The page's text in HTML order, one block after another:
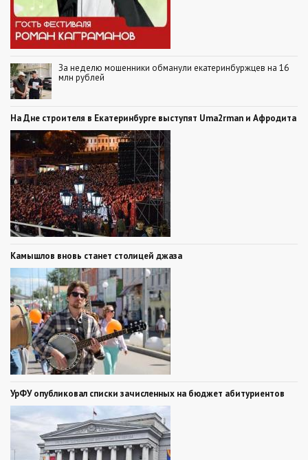
За неделю мошенники обманули екатеринбуржцев на 16
млн рублей
На Дне строителя в Екатеринбурге выступят Uma2rman и Афродита
Камышлов вновь станет столицей джаза
УрФУ опубликовал списки зачисленных на бюджет абитуриентов